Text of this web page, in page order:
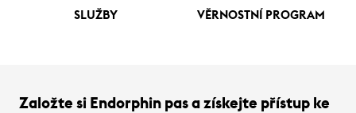
SLUŽBY VĚRNOSTNÍ PROGRAM
Založte si Endorphin pas a získejte přístup ke